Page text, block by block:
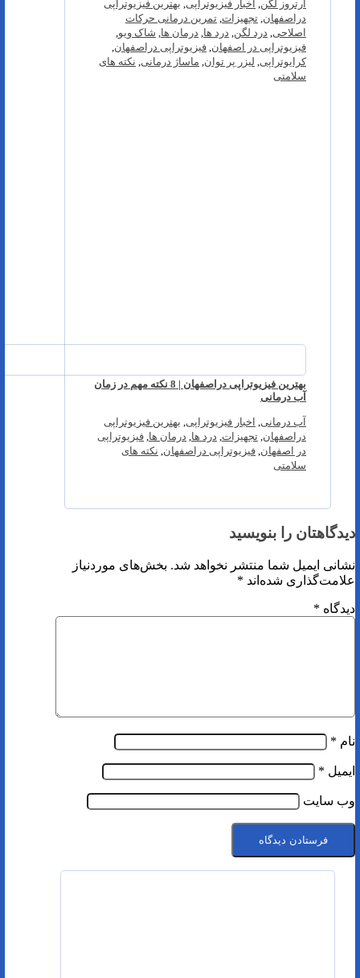
آرتروز لگن, اخبار فیزیوتراپی, بهترین فیزیوتراپی
دراصفهان, تجهیزات, تمرین درمانی حرکات
اصلاحی, درد لگن, درد ها, درمان ها, شاک ویو,
فیزیوتراپی در اصفهان, فیزیوتراپی دراصفهان,
کرایوتراپی, لیزر پر توان, ماساژ درمانی, نکته های
سلامتی
بهترین فیزیوتراپی دراصفهان | 8 نکته مهم در زمان
آب درمانی
آب درمانی, اخبار فیزیوتراپی, بهترین فیزیوتراپی
دراصفهان, تجهیزات, درد ها, درمان ها, فیزیوتراپی
در اصفهان, فیزیوتراپی دراصفهان, نکته های
سلامتی
دیدگاهتان را بنویسید
نشانی ایمیل شما منتشر نخواهد شد. بخش‌های موردنیاز
علامت‌گذاری شده‌اند *
دیدگاه *
نام *
ایمیل *
وب‌ سایت